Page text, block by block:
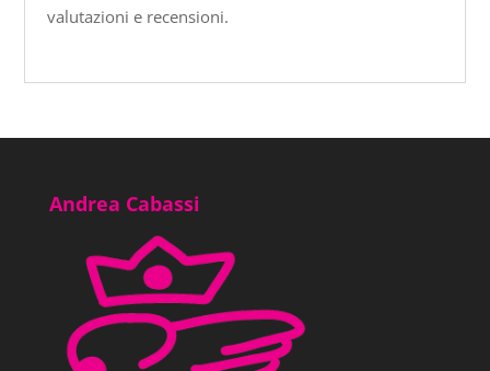
valutazioni e recensioni.
Andrea Cabassi